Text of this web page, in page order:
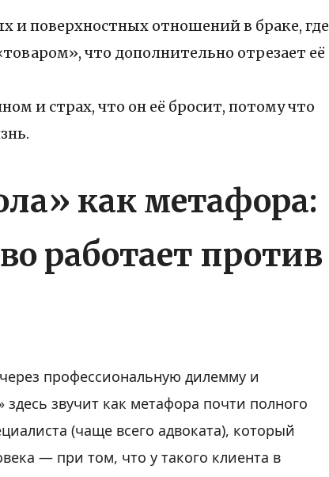
и поверхностных отношений в браке, где
что дополнительно отрезает её
и страх, что он её бросит, потому что
как метафора:
работает против
профессиональную дилемму и
звучит как метафора почти полного
(чаще всего адвоката), который
— при том, что у такого клиента в